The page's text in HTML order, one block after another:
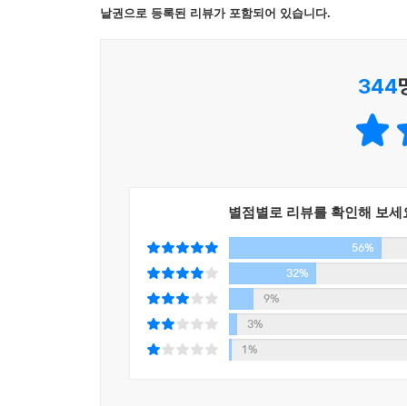
벌이는 숨막힐 듯한 경제전쟁을 흥미진진하게 그
뒤로하고 대도시의 빈민으로 전락한 저소득 농
흐르는 미묘한 감정까지를 적확하게 포착하고 있다.
작품을 완성했고, 집필
호흡했다. 작가 특유의 생생한 묘사, 박진감 넘치
댓글을 기록했다.
작품 속 등장인물처럼 중국에 체류 중인 상사
노하우를, 한일관계나 한중관계에 관심이 적었
낱권으로 등록된 리뷰가 포함되어 있습니다.
344
별점별로 리뷰를 확인해 보세
56%
32%
9%
3%
1%